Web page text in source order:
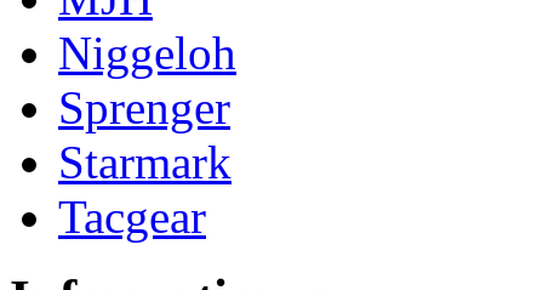
Niggeloh
Sprenger
Starmark
Tacgear